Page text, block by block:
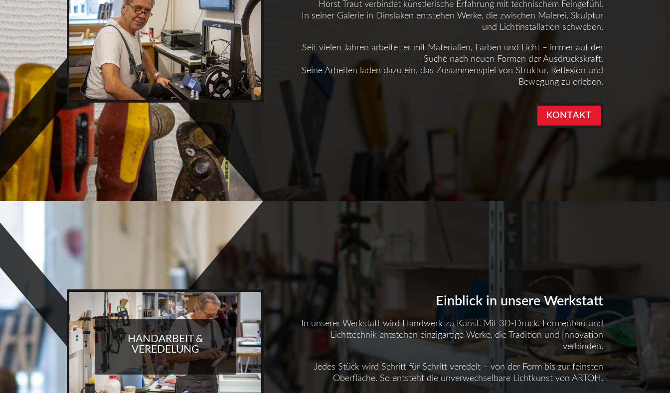
Horst Traut verbindet künstlerische Erfahrung mit technischem Feingefühl.
In seiner Galerie in Dinslaken entstehen Werke, die zwischen Malerei, Skulptur
und Lichtinstallation schweben.
Seit vielen Jahren arbeitet er mit Materialien, Farben und Licht – immer auf der
Suche nach neuen Formen der Ausdruckskraft.
Seine Arbeiten laden dazu ein, das Zusammenspiel von Struktur, Reflexion und
Bewegung zu erleben.
KONTAKT
HANDARBEIT &
VEREDELUNG
Einblick in unsere Werkstatt
In unserer Werkstatt wird Handwerk zu Kunst. Mit 3D-Druck, Formenbau und
Lichttechnik entstehen einzigartige Werke, die Tradition und Innovation
verbinden.
Jedes Stück wird Schritt für Schritt veredelt – von der Form bis zur feinsten
Oberfläche. So entsteht die unverwechselbare Lichtkunst von ARTOH.